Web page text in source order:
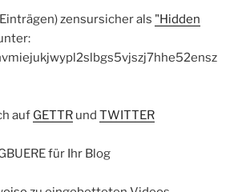
zensursicher als "Hidden
auf GETTR und TWITTER
für Ihr Blog